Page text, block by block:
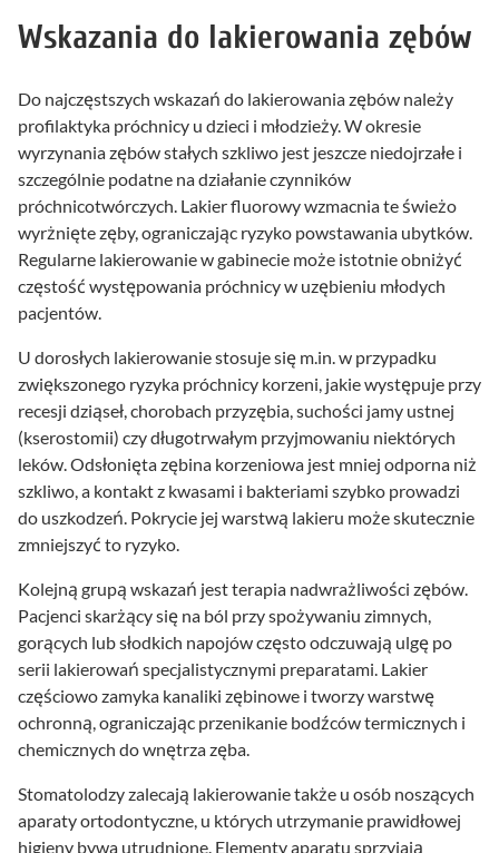
Wskazania do lakierowania zębów
Do najczęstszych wskazań do lakierowania zębów należy
profilaktyka próchnicy u dzieci i młodzieży. W okresie
wyrzynania zębów stałych szkliwo jest jeszcze niedojrzałe i
szczególnie podatne na działanie czynników
próchnicotwórczych. Lakier fluorowy wzmacnia te świeżo
wyrżnięte zęby, ograniczając ryzyko powstawania ubytków.
Regularne lakierowanie w gabinecie może istotnie obniżyć
częstość występowania próchnicy w uzębieniu młodych
pacjentów.
U dorosłych lakierowanie stosuje się m.in. w przypadku
zwiększonego ryzyka próchnicy korzeni, jakie występuje przy
recesji dziąseł, chorobach przyzębia, suchości jamy ustnej
(kserostomii) czy długotrwałym przyjmowaniu niektórych
leków. Odsłonięta zębina korzeniowa jest mniej odporna niż
szkliwo, a kontakt z kwasami i bakteriami szybko prowadzi
do uszkodzeń. Pokrycie jej warstwą lakieru może skutecznie
zmniejszyć to ryzyko.
Kolejną grupą wskazań jest terapia nadwrażliwości zębów.
Pacjenci skarżący się na ból przy spożywaniu zimnych,
gorących lub słodkich napojów często odczuwają ulgę po
serii lakierowań specjalistycznymi preparatami. Lakier
częściowo zamyka kanaliki zębinowe i tworzy warstwę
ochronną, ograniczając przenikanie bodźców termicznych i
chemicznych do wnętrza zęba.
Stomatolodzy zalecają lakierowanie także u osób noszących
aparaty ortodontyczne, u których utrzymanie prawidłowej
higieny bywa utrudnione. Elementy aparatu sprzyjają